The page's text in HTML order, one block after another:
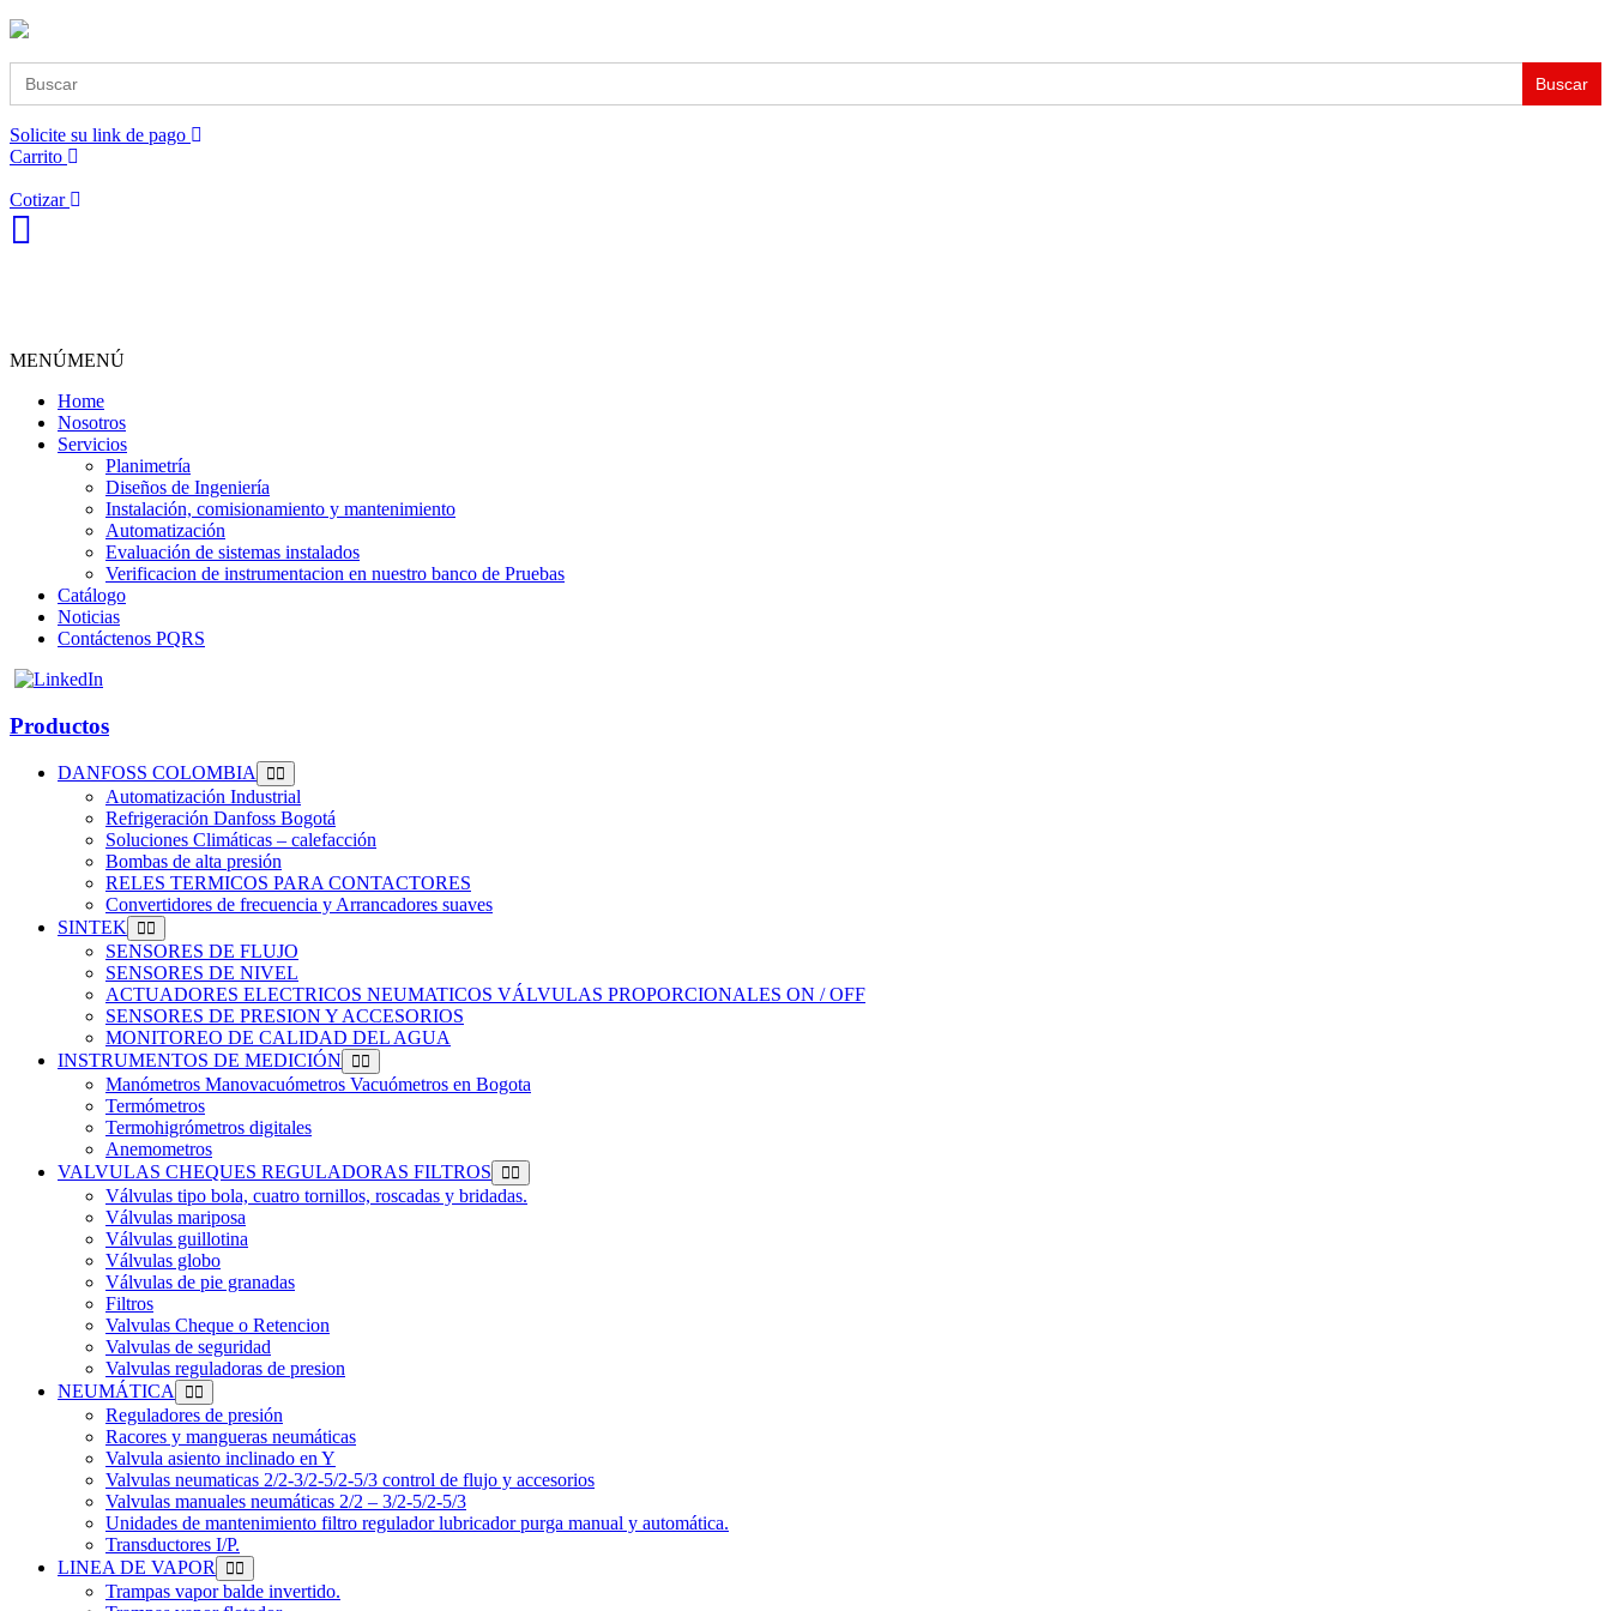
Buscar:
Solicite su link de pago
Carrito
Cotizar
MENÚMENÚ
Home
Nosotros
Servicios
Planimetría
Diseños de Ingeniería
Instalación, comisionamiento y mantenimiento
Automatización
Evaluación de sistemas instalados
Verificacion de instrumentacion en nuestro banco de Pruebas
Catálogo
Noticias
Contáctenos PQRS
Productos
DANFOSS COLOMBIA
Automatización Industrial
Refrigeración Danfoss Bogotá
Soluciones Climáticas – calefacción
Bombas de alta presión
RELES TERMICOS PARA CONTACTORES
Convertidores de frecuencia y Arrancadores suaves
SINTEK
SENSORES DE FLUJO
SENSORES DE NIVEL
ACTUADORES ELECTRICOS NEUMATICOS VÁLVULAS PROPORCIONALES ON / OFF
SENSORES DE PRESION Y ACCESORIOS
MONITOREO DE CALIDAD DEL AGUA
INSTRUMENTOS DE MEDICIÓN
Manómetros Manovacuómetros Vacuómetros en Bogota
Termómetros
Termohigrómetros digitales
Anemometros
VALVULAS CHEQUES REGULADORAS FILTROS
Válvulas tipo bola, cuatro tornillos, roscadas y bridadas.
Válvulas mariposa
Válvulas guillotina
Válvulas globo
Válvulas de pie granadas
Filtros
Valvulas Cheque o Retencion
Valvulas de seguridad
Valvulas reguladoras de presion
NEUMÁTICA
Reguladores de presión
Racores y mangueras neumáticas
Valvula asiento inclinado en Y
Valvulas neumaticas 2/2-3/2-5/2-5/3 control de flujo y accesorios
Valvulas manuales neumáticas 2/2 – 3/2-5/2-5/3
Unidades de mantenimiento filtro regulador lubricador purga manual y automática.
Transductores I/P.
LINEA DE VAPOR
Trampas vapor balde invertido.